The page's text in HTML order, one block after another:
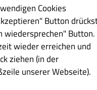
€ 5.50
Cookies
Button
wiedersprechen" Button.
wieder erreichen und
ziehen (in der
unserer Webseite).